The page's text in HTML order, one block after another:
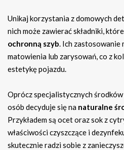
Unikaj korzystania z domowych
nich może zawierać składniki,
ochronną szyb. Ich zastosowanie
matowienia lub zarysowań, co z
estetykę pojazdu.
Oprócz specjalistycznych
osób decyduje się na naturalne
Przykładem są ocet oraz sok z
właściwości czyszczące i
skutecznie radzi sobie z